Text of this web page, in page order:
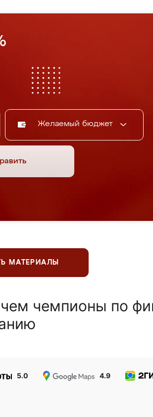
Желаемый бюджет
МАТЕРИАЛЫ
чемпионы по
5.0 4.9